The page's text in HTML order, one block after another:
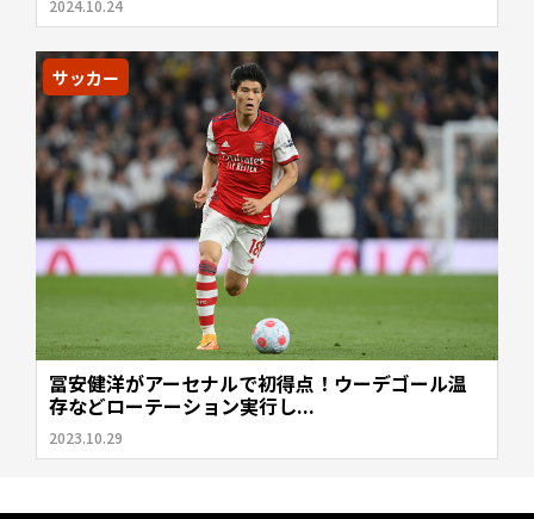
2024.10.24
サッカー
冨安健洋がアーセナルで初得点！ウーデゴール温
存などローテーション実行し...
2023.10.29